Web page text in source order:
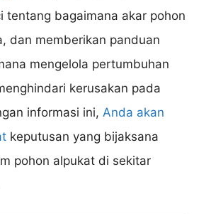
tentang bagaimana akar pohon
dan memberikan panduan
mengelola pertumbuhan
kerusakan pada
informasi ini, Anda akan
keputusan yang bijaksana
pohon alpukat di sekitar